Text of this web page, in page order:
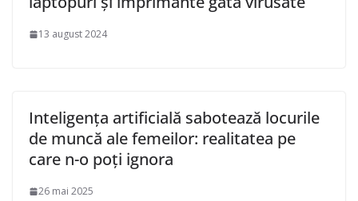
13 august 2024
Inteligența artificială sabotează locurile
de muncă ale femeilor: realitatea pe
care n-o poți ignora
26 mai 2025